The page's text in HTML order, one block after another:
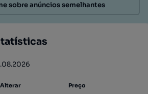
sobre anúncios semelhantes
Alterar Preço